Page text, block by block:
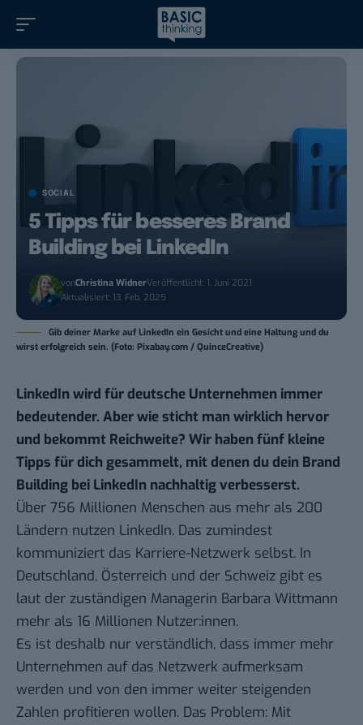
SOCIAL
5 Tipps für besseres Brand
Building bei LinkedIn
vonChristina WidnerVeröffentlicht: 1. Juni 2021
Aktualisiert: 13. Feb. 2025
Gib deiner Marke auf LinkedIn ein Gesicht und eine Haltung und du
wirst erfolgreich sein. (Foto: Pixabay.com / QuinceCreative)
LinkedIn wird für deutsche Unternehmen immer
bedeutender. Aber wie sticht man wirklich hervor
und bekommt Reichweite? Wir haben fünf kleine
Tipps für dich gesammelt, mit denen du dein Brand
Building bei LinkedIn nachhaltig verbesserst.
Über 756 Millionen Menschen aus mehr als 200
Ländern nutzen LinkedIn. Das zumindest
kommuniziert das Karriere-Netzwerk selbst. In
Deutschland, Österreich und der Schweiz gibt es
laut der zuständigen Managerin Barbara Wittmann
mehr als 16 Millionen Nutzer:innen.
Es ist deshalb nur verständlich, dass immer mehr
Unternehmen auf das Netzwerk aufmerksam
werden und von den immer weiter steigenden
Zahlen profitieren wollen. Das Problem: Mit